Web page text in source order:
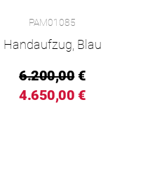
PAM01085
Handaufzug, Blau
6.200,00€
4.650,00 €